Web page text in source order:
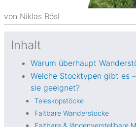
von Niklas Bösl
Inhalt
Warum überhaupt
Welche Stocktypen gibt es
sie geeignet?
Teleskopstöcke
Faltbare Wanderstöcke
Faltbare & längenverstellbare